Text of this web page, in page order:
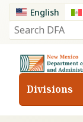
English
Divisions